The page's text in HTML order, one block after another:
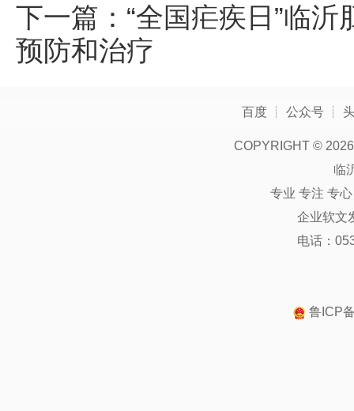
下一篇： “全国疟疾日”临
预防和治疗
百度 ┊ 公众号 ┊
COPYRIGHT ©
临
专业 专注 专
企业软文
电话：
鲁ICP